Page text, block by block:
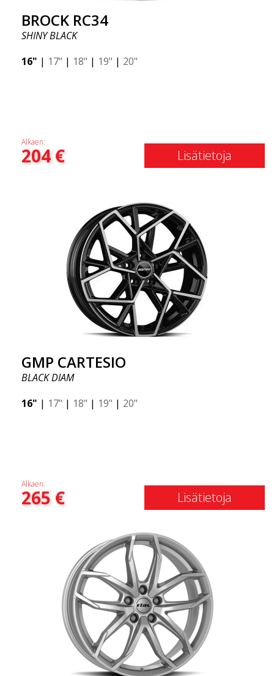
BROCK RC34
SHINY BLACK
16" | 17" | 18" | 19" | 20"
Alkaen:
204€ Lisätietoja
GMP CARTESIO
BLACK DIAM
16" | 17" | 18" | 19" | 20"
Alkaen:
265€ Lisätietoja